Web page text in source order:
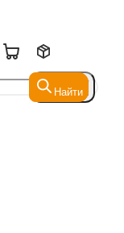
Найти
Найти